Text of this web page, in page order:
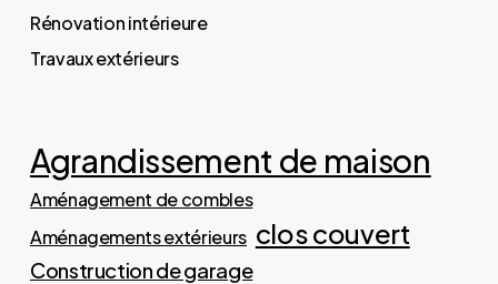
Rénovation intérieure
Travaux extérieurs
Agrandissement de maison
Aménagement de combles
Aménagements extérieurs clos couvert
Construction de garage